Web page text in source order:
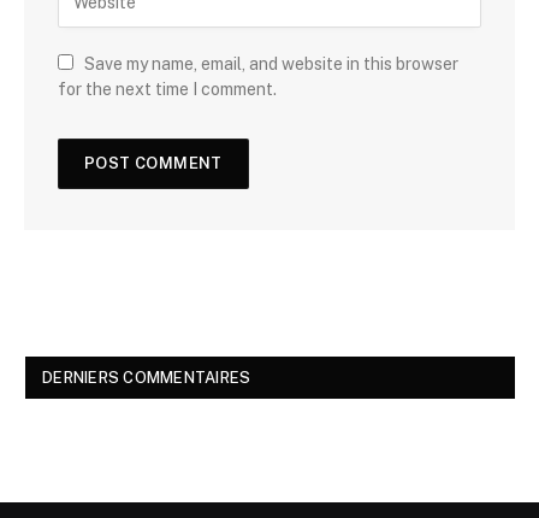
Save my name, email, and website in this browser
for the next time I comment.
DERNIERS COMMENTAIRES